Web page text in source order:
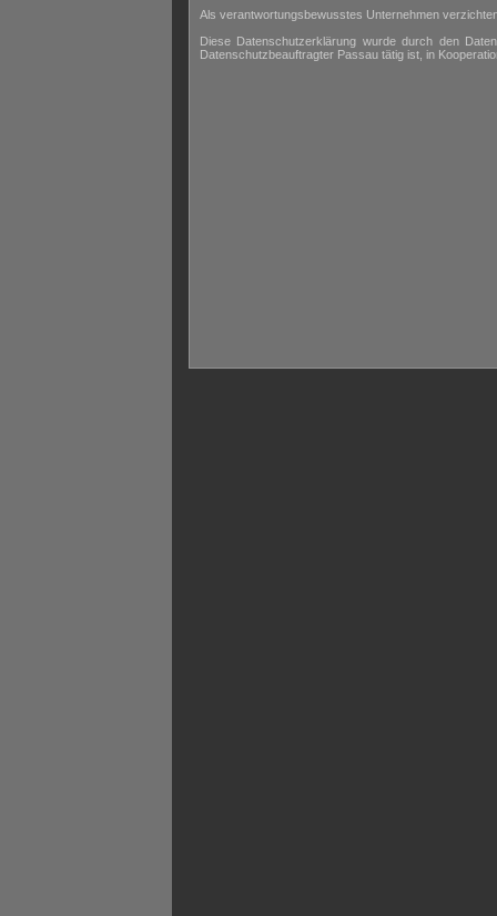
Als verantwortungsbewusstes Unternehmen
Diese Datenschutzerklärung wurde durch den
Datenschutzbeauftragter Passau tätig ist, in